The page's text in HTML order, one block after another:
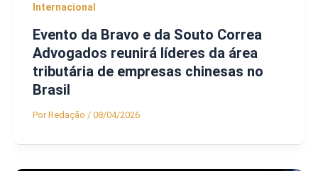
Internacional
Evento da Bravo e da Souto Correa
Advogados reunirá líderes da área
tributária de empresas chinesas no
Brasil
PorRedação / 08/04/2026